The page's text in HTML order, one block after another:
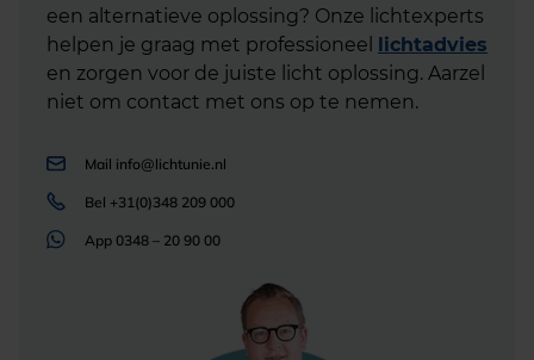
een alternatieve oplossing? Onze lichtexperts
helpen je graag met professioneel lichtadvies
en zorgen voor de juiste licht oplossing. Aarzel
niet om contact met ons op te nemen.
Mail info@lichtunie.nl
Bel +31(0)348 209 000
App 0348 – 20 90 00